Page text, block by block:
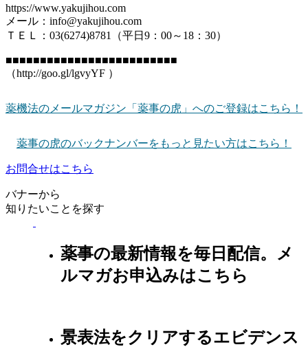
https://www.yakujihou.com
メール：info@yakujihou.com
ＴＥＬ：03(6274)8781（平日9：00～18：30）
■■■■■■■■■■■■■■■■■■■■■■■■■
（http://goo.gl/lgvyYF ）
薬機法のメールマガジン「薬事の虎」へのご登録はこちら！
薬事の虎のバックナンバーをもっと見たい方はこちら！
お問合せはこちら
バナーから
知りたいことを探す
薬事の最新情報を毎日配信。メ
ルマガお申込みはこちら
景表法をクリアするエビデンス